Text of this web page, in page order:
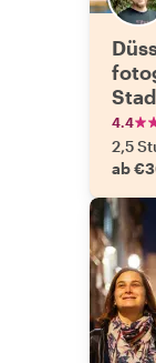
4.4
2,5
ab